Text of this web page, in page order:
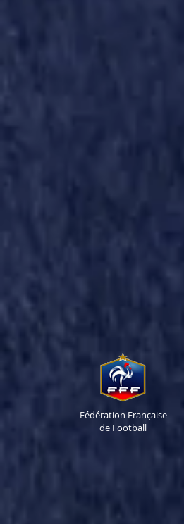
Fédération Française
de Football